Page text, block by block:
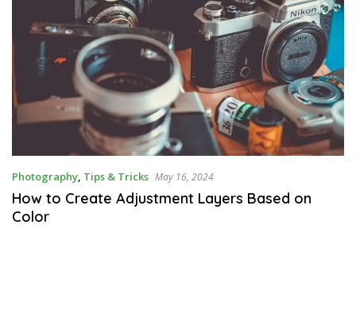
Photography, Tips & Tricks May 16, 2024
How to Create Adjustment Layers Based on
Color